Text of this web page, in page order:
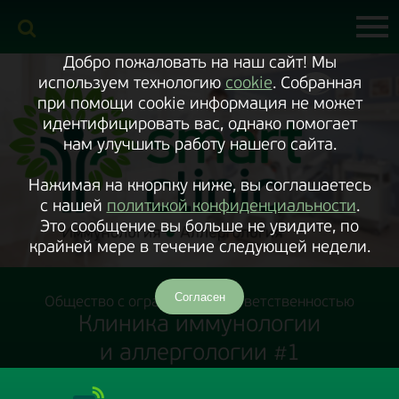
версию
сайта
Добро пожаловать на наш сайт! Мы
используем технологию cookie. Собранная
при помощи cookie информация не может
идентифицировать вас, однако помогает
нам улучшить работу нашего сайта.
Нажимая на кнорпку ниже, вы соглашаетесь
с нашей политикой конфиденциальности.
Это сообщение вы больше не увидите, по
крайней мере в течение следующей недели.
Согласен
Общество с ограниченной ответственностью
Клиника иммунологии
и аллергологии #1